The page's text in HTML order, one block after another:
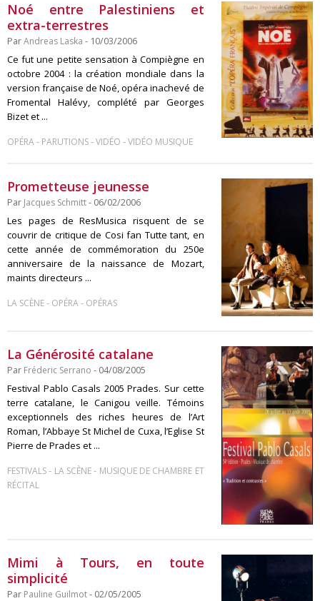
Noé entre Palestiniens et
extra-terrestres
ParAndreas Laska - 10/03/2006
Ce fut une petite sensation à Compiègne en
octobre 2004 : la création mondiale dans la
version française de Noé, opéra inachevé de
Fromental Halévy, complété par Georges
Bizet et ...
OPÉRA- PARUTIONS-VIDÉO -VIDÉO MUSIQUE
Prometteuse jeunesse
Par Jacques Schmitt- 06/02/2006
Les pages de ResMusica risquent de se
couvrir de critique de Cosi fan Tutte tant, en
cette année de commémoration du 250e
anniversaire de la naissance de Mozart,
maints directeurs ...
LA SCÈNE- OPÉRA- OPÉRAS
La Générosité catalane
Par Fréderic Serrano - 04/08/2005
Festival Pablo Casals 2005 Prades. Sur cette
terre catalane, le Canigou veille. Témoins
exceptionnels des riches heures de l’Art
Roman, l’Abbaye St Michel de Cuxa, l’Eglise St
Pierre de Prades et ...
FESTIVALS- LA SCÈNE- MUSIQUE DE CHAMBRE ET
RÉCITAL
Mimi à Tours, en toute
simplicité
Par Pauline Guilmot- 02/05/2005